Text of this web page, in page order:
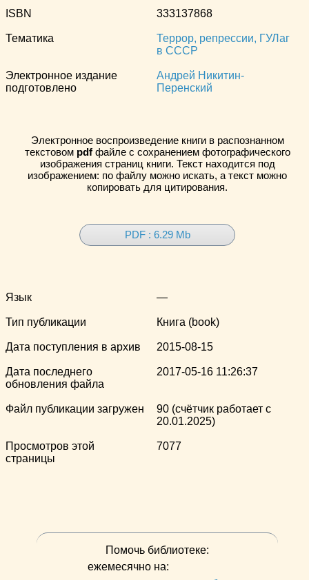
ISBN 333137868
Тематика
Террор, репрессии, ГУЛаг
в СССР
Электронное издание
подготовлено
Андрей Никитин-
Перенский
Электронное воспроизведение книги в распознанном
текстовом pdfфайле с сохранением фотографического
изображения страниц книги. Текст находится под
изображением: по файлу можно искать, а текст можно
копировать для цитирования.
PDF : 6.29 Mb
Язык —
Тип публикации Книга (book)
Дата поступления в архив 2015-08-15
Дата последнего
обновления файла
2017-05-16 11:26:37
Файл публикации загружен
90 (счётчик работает с
20.01.2025)
Просмотров этой
страницы
7077
Помочь библиотеке:
ежемесячно на: